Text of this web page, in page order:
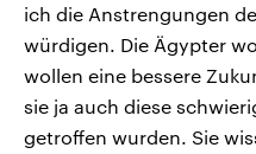
ich die Anstrengungen
würdigen. Die Ägypter
wollen eine bessere
sie ja auch diese
getroffen wurden. Sie